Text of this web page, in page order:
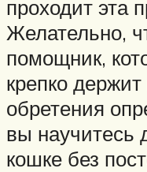
проходит эта
Желательно,
помощник,
крепко
обретения
вы научитесь
кошке без